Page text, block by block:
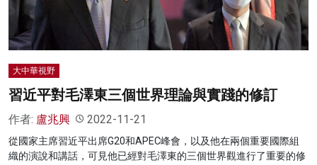
大中華視野
習近平對毛澤東三個世界理論與實踐的修訂
作者: 盧兆興 2022-11-21
從國家主席習近平出席G20和APEC峰會，以及他在兩個重要國際組
織的演說和講話，可見他已經對毛澤東的三個世界觀進行了重要的修